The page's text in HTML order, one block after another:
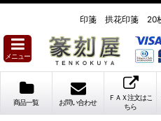
印箋 拱花印箋 20
メニュー
商品一覧 お問い合わせ
ＦＡＸ注文はこ
ちら